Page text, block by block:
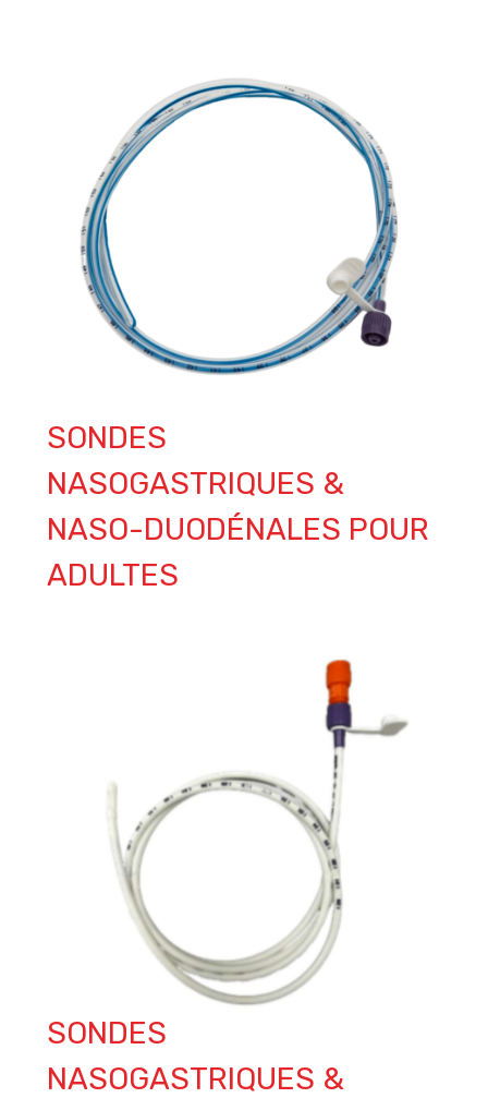
SONDES
NASOGASTRIQUES &
NASO-DUODÉNALES POUR
ADULTES
SONDES
NASOGASTRIQUES &